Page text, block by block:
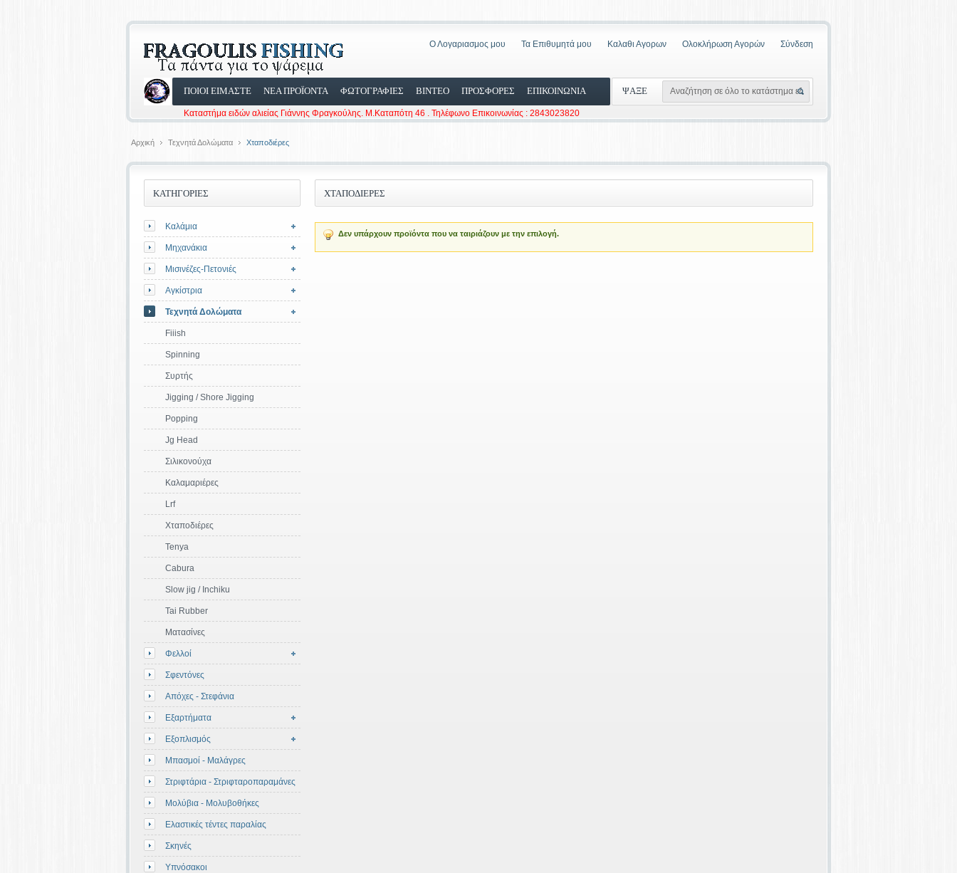
Ο Λογαριασμος μου Τα Επιθυμητά μου Καλαθι Αγορων Ολοκλήρωση Αγορών Σύνδεση
ΨΑΞΕ
ΠΟΙΟΙ ΕΙΜΑΣΤΕ ΝΕΑ ΠΡΟΪΟΝΤΑ ΦΩΤΟΓΡΑΦΙΕΣ ΒΙΝΤΕΟ ΠΡΟΣΦΟΡΕΣ ΕΠΙΚΟΙΝΩΝΙΑ
Καταστήμα ειδών αλιείας Γιάννης Φραγκούλης. Μ.Καταπότη 46 . Τηλέφωνο Επικοινωνίας : 2843023820
Αρχική Τεχνητά Δολώματα Χταποδιέρες
ΧΤΑΠΟΔΙΈΡΕΣ
Δεν υπάρχουν προϊόντα που να ταιριάζουν με την επιλογή.
ΚΑΤΗΓΟΡΙΕΣ
Καλάμια
Μηχανάκια
Μισινέζες-Πετονιές
Αγκίστρια
Τεχνητά Δολώματα
Fiiish
Spinning
Συρτής
Jigging / Shore Jigging
Popping
Jg Head
Σιλικονούχα
Καλαμαριέρες
Lrf
Χταποδιέρες
Tenya
Cabura
Slow jig / Ιnchiku
Tai Rubber
Ματασίνες
Φελλοί
Σφεντόνες
Απόχες - Στεφάνια
Εξαρτήματα
Εξοπλισμός
Μπασμοί - Μαλάγρες
Στριφτάρια - Στριφταροπαραμάνες
Μολύβια - Μολυβοθήκες
Ελαστικές τέντες παραλίας
Σκηνές
Υπνόσακοι